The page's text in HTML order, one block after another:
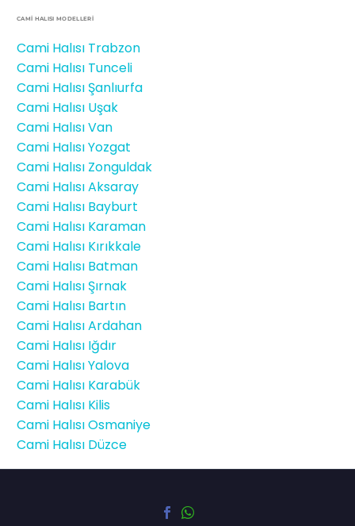
CAMİ HALISI MODELLERI
Cami Halısı Trabzon
Cami Halısı Tunceli
Cami Halısı Şanlıurfa
Cami Halısı Uşak
Cami Halısı Van
Cami Halısı Yozgat
Cami Halısı Zonguldak
Cami Halısı Aksaray
Cami Halısı Bayburt
Cami Halısı Karaman
Cami Halısı Kırıkkale
Cami Halısı Batman
Cami Halısı Şırnak
Cami Halısı Bartın
Cami Halısı Ardahan
Cami Halısı Iğdır
Cami Halısı Yalova
Cami Halısı Karabük
Cami Halısı Kilis
Cami Halısı Osmaniye
Cami Halısı Düzce